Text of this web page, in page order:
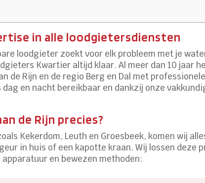
in alle loodgietersdiensten
loodgieter zoekt voor elk probleem met je
Kwartier altijd klaar. Al meer dan 10 jaar
de Rijn en de regio Berg en Dal met
en nacht bereikbaar en dankzij onze
de Rijn precies?
Kekerdom, Leuth en Groesbeek, komen wij
in huis of een kapotte kraan. Wij lossen deze
en bewezen methoden: